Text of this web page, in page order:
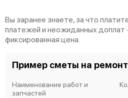
Вы заранее знаете, за что
платежей и неожиданных доплат
фиксированная цена.
Пример сметы на ремонт
Наименование работ и
запчастей